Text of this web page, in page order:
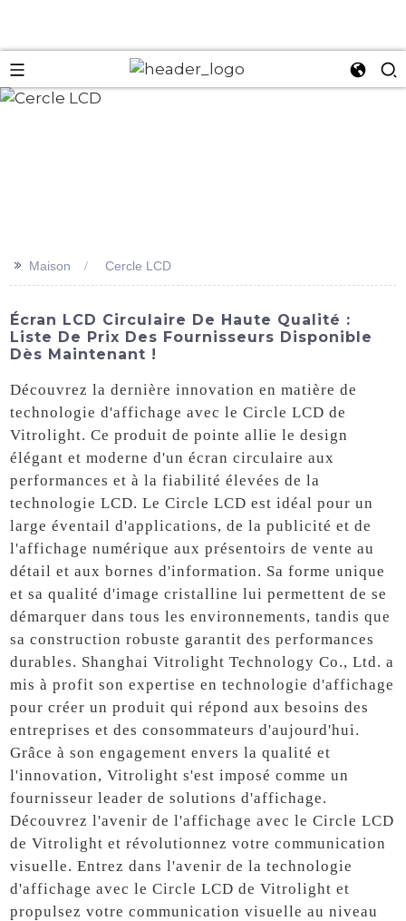
>> Maison Cercle LCD
Écran LCD Circulaire De Haute Qualité :
Liste De Prix Des Fournisseurs Disponible
Dès Maintenant !
Découvrez la dernière innovation en matière de
technologie d'affichage avec le Circle LCD de
Vitrolight. Ce produit de pointe allie le design
élégant et moderne d'un écran circulaire aux
performances et à la fiabilité élevées de la
technologie LCD. Le Circle LCD est idéal pour un
large éventail d'applications, de la publicité et de
l'affichage numérique aux présentoirs de vente au
détail et aux bornes d'information. Sa forme unique
et sa qualité d'image cristalline lui permettent de se
démarquer dans tous les environnements, tandis que
sa construction robuste garantit des performances
durables. Shanghai Vitrolight Technology Co., Ltd. a
mis à profit son expertise en technologie d'affichage
pour créer un produit qui répond aux besoins des
entreprises et des consommateurs d'aujourd'hui.
Grâce à son engagement envers la qualité et
l'innovation, Vitrolight s'est imposé comme un
fournisseur leader de solutions d'affichage.
Découvrez l'avenir de l'affichage avec le Circle LCD
de Vitrolight et révolutionnez votre communication
visuelle. Entrez dans l'avenir de la technologie
d'affichage avec le Circle LCD de Vitrolight et
propulsez votre communication visuelle au niveau